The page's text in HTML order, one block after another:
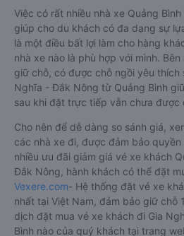
Việc có rất nhiều nhà xe Quảng
giúp cho du khách có đa dạng sự
là một điều bất lợi làm cho hàng
nhà xe nào là phù hợp với mình.
giữ chỗ, có được chỗ ngồi yêu thích
Nghĩa - Đắk Nông từ Quảng Bình
sau khi đặt trực tiếp vẫn chưa được
Cho nên để dễ dàng so sánh giá,
các nhà xe đi, được đảm bảo
nhiều ưu đãi giảm giá vé xe khách
Đắk Nông, hành khách có thể đặt
Vexere.com- Hệ thống đặt vé xe
nhất tại Việt Nam, đảm bảo giữ chỗ
dịch đặt mua vé xe khách đi Gia
Bình nào của quý khách tại trang